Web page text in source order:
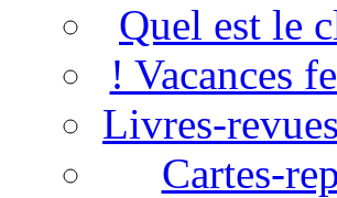
Quel est le
! Vacances
Livres-
Cartes-